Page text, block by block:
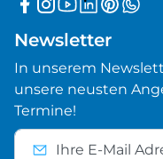
Newsletter
In unserem
unsere neusten
Termine!